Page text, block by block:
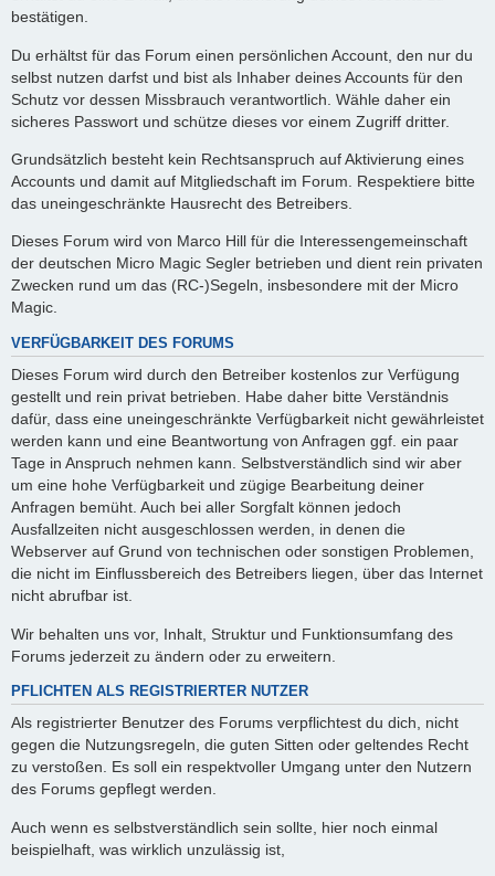
bestätigen.
Du erhältst für das Forum einen persönlichen Account, den nur du
selbst nutzen darfst und bist als Inhaber deines Accounts für den
Schutz vor dessen Missbrauch verantwortlich. Wähle daher ein
sicheres Passwort und schütze dieses vor einem Zugriff dritter.
Grundsätzlich besteht kein Rechtsanspruch auf Aktivierung eines
Accounts und damit auf Mitgliedschaft im Forum. Respektiere bitte
das uneingeschränkte Hausrecht des Betreibers.
Dieses Forum wird von Marco Hill für die Interessengemeinschaft
der deutschen Micro Magic Segler betrieben und dient rein privaten
Zwecken rund um das (RC-)Segeln, insbesondere mit der Micro
Magic.
VERFÜGBARKEIT DES FORUMS
Dieses Forum wird durch den Betreiber kostenlos zur Verfügung
gestellt und rein privat betrieben. Habe daher bitte Verständnis
dafür, dass eine uneingeschränkte Verfügbarkeit nicht gewährleistet
werden kann und eine Beantwortung von Anfragen ggf. ein paar
Tage in Anspruch nehmen kann. Selbstverständlich sind wir aber
um eine hohe Verfügbarkeit und zügige Bearbeitung deiner
Anfragen bemüht. Auch bei aller Sorgfalt können jedoch
Ausfallzeiten nicht ausgeschlossen werden, in denen die
Webserver auf Grund von technischen oder sonstigen Problemen,
die nicht im Einflussbereich des Betreibers liegen, über das Internet
nicht abrufbar ist.
Wir behalten uns vor, Inhalt, Struktur und Funktionsumfang des
Forums jederzeit zu ändern oder zu erweitern.
PFLICHTEN ALS REGISTRIERTER NUTZER
Als registrierter Benutzer des Forums verpflichtest du dich, nicht
gegen die Nutzungsregeln, die guten Sitten oder geltendes Recht
zu verstoßen. Es soll ein respektvoller Umgang unter den Nutzern
des Forums gepflegt werden.
Auch wenn es selbstverständlich sein sollte, hier noch einmal
beispielhaft, was wirklich unzulässig ist,